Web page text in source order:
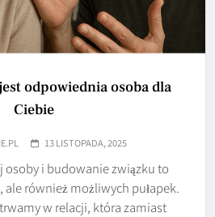
odpowiednia osoba dla
Ciebie
13 LISTOPADA, 2025
osoby i budowanie związku to
ale również możliwych pułapek.
w relacji, która zamiast